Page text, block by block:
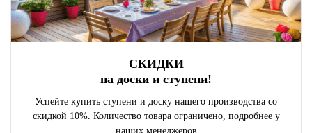
СКИДКИ
на доски и ступени!
Успейте купить ступени и доску нашего производства со
скидкой 10%. Количество товара ограничено, подробнее у
наших менеджеров